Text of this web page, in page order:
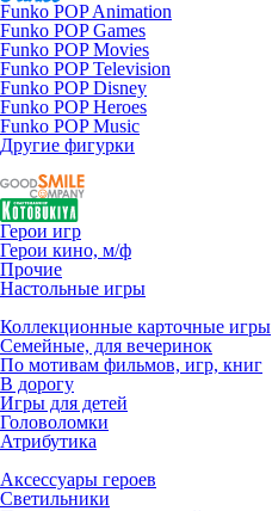
Funko POP Animation
Funko POP Games
Funko POP Movies
Funko POP Television
Funko POP Disney
Funko POP Heroes
Funko POP Music
Другие фигурки
Герои игр
Герои кино, м/ф
Прочие
Настольные игры
Коллекционные карточные игры
Семейные, для вечеринок
По мотивам фильмов, игр, книг
В дорогу
Игры для детей
Головоломки
Атрибутика
Аксессуары героев
Светильники